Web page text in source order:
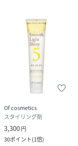
Of cosmetics
スタイリング剤
3,300円
30ポイント(1倍)